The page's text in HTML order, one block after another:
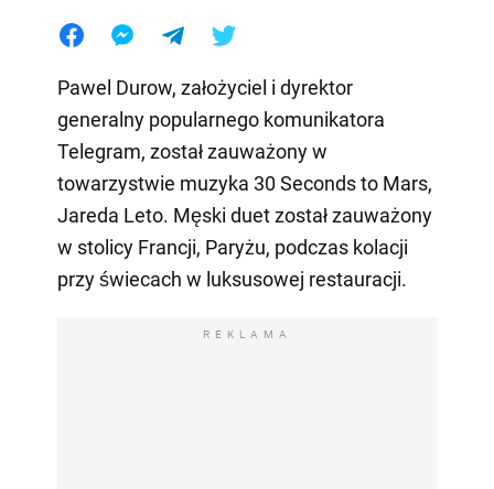
Pawel Durow, założyciel i dyrektor
generalny popularnego komunikatora
Telegram, został zauważony w
towarzystwie muzyka 30 Seconds to Mars,
Jareda Leto. Męski duet został zauważony
w stolicy Francji, Paryżu, podczas kolacji
przy świecach w luksusowej restauracji.
REKLAMA